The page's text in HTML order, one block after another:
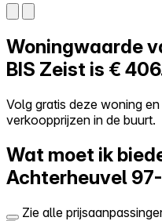
Zelf kopen
Alles-in-één
Reviews
Log in
Woningwaarde
BIS Zeist is €
Volg gratis deze woning
verkoopprijzen in de buurt.
Wat moet ik
Achterheuvel
Zie alle